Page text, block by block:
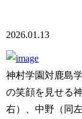
2026.01.13
神村学園対鹿島
の笑顔を見せる
右）、中野（同